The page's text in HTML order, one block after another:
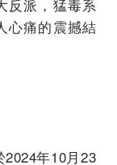
反派，猛毒系
心痛的震撼結
2024年10月23